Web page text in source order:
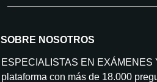
SOBRE NOSOTROS
ESPECIALISTAS EN EXÁMENES
plataforma con más de 18.000